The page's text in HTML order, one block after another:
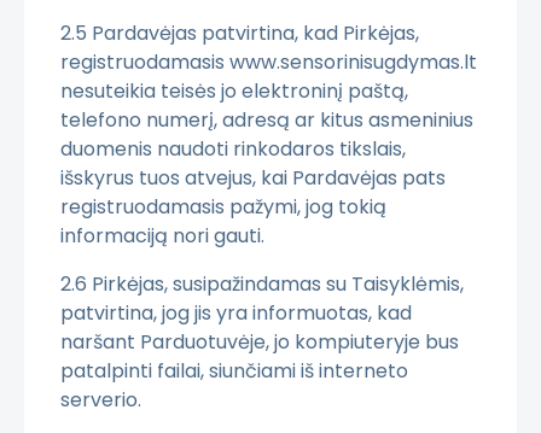
2.5 Pardavėjas patvirtina, kad Pirkėjas,
registruodamasis www.sensorinisugdymas.lt
nesuteikia teisės jo elektroninį paštą,
telefono numerį, adresą ar kitus asmeninius
duomenis naudoti rinkodaros tikslais,
išskyrus tuos atvejus, kai Pardavėjas pats
registruodamasis pažymi, jog tokią
informaciją nori gauti.
2.6 Pirkėjas, susipažindamas su Taisyklėmis,
patvirtina, jog jis yra informuotas, kad
naršant Parduotuvėje, jo kompiuteryje bus
patalpinti failai, siunčiami iš interneto
serverio.